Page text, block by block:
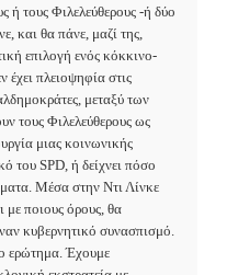
ή τους Φιλελεύθερους -ή δύο
και θα πάνε, μαζί της,
επιλογή ενός κόκκινο-
πλειοψηφία στις
μεταξύ των
τους Φιλελεύθερους ως
μιας κοινωνικής
του SPD, ή δείχνει πόσο
Μέσα στην Ντι Λίνκε
με ποιους όρους, θα
κυβερνητικό συνασπισμό.
ερώτημα. Έχουμε